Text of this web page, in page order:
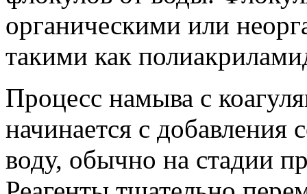
органическими или
такими как
Процесс намыва с
начинается с добавления
воду, обычно на стадии